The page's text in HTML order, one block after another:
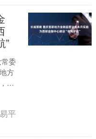
”
委
方
作
领
平